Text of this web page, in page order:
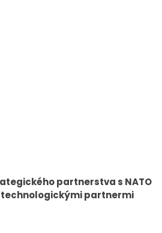
partnerstva s NATO
partnermi